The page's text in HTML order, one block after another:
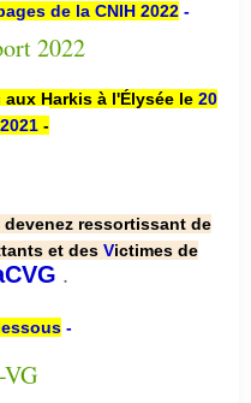
de la CNIH 2022 -
aux Harkis à l'Élysée le 20
-
ressortissant de
et des Victimes de
.
-